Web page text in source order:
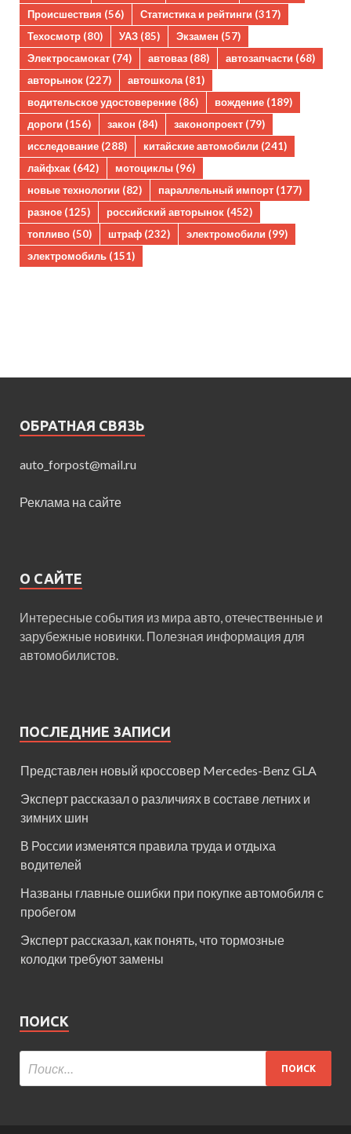
Происшествия (56) Статистика и рейтинги (317)
Техосмотр (80) УАЗ (85) Экзамен (57)
Электросамокат (74) автоваз (88) автозапчасти (68)
авторынок (227) автошкола(81)
водительское удостоверение (86) вождение (189)
дороги (156) закон (84) законопроект (79)
исследование (288) китайские автомобили (241)
лайфхак (642) мотоциклы (96)
новые технологии (82) параллельный импорт (177)
разное (125) российский авторынок (452)
топливо (50) штраф (232) электромобили (99)
электромобиль (151)
ОБРАТНАЯ СВЯЗЬ
auto_forpost@mail.ru
Реклама на сайте
О САЙТЕ
Интересные события из мира авто, отечественные и
зарубежные новинки. Полезная информация для
автомобилистов.
ПОСЛЕДНИЕ ЗАПИСИ
Представлен новый кроссовер Mercedes-Benz GLA
Эксперт рассказал о различиях в составе летних и
зимних шин
В России изменятся правила труда и отдыха
водителей
Названы главные ошибки при покупке автомобиля с
пробегом
Эксперт рассказал, как понять, что тормозные
колодки требуют замены
ПОИСК